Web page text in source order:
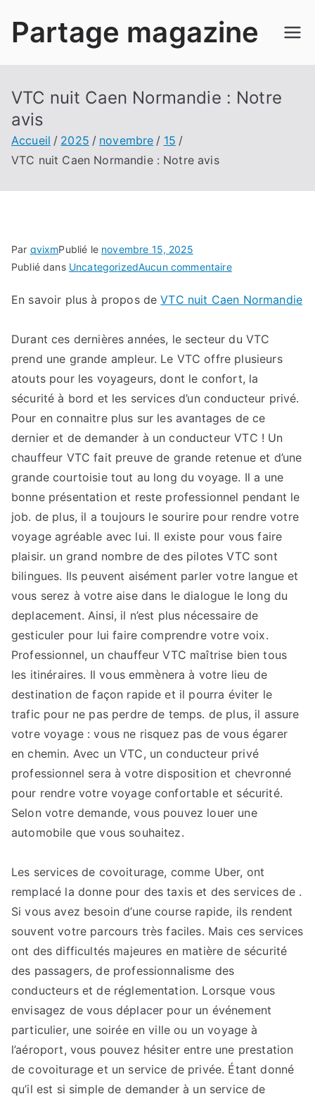
Partage magazine
VTC nuit Caen Normandie : Notre
avis
Accueil 2025 novembre
15
VTC nuit Caen Normandie : Notre avis
Par qvixmPublié le novembre 15, 2025
Publié dans UncategorizedAucun commentairesur
nuit
Normandie
Notre
En savoir plus à propos deVTC nuit Caen Normandie
Durant ces dernières années, le secteur du VTC
prend une grande ampleur. Le VTC offre plusieurs
atouts pour les voyageurs, dont le confort, la
sécurité à bord et les services d’un conducteur privé.
Pour en connaitre plus sur les avantages de ce
dernier et de demander à un conducteur VTC ! Un
chauffeur VTC fait preuve de grande retenue et d’une
grande courtoisie tout au long du voyage. Il a une
bonne présentation et reste professionnel pendant le
job. de plus, il a toujours le sourire pour rendre votre
voyage agréable avec lui. Il existe pour vous faire
plaisir. un grand nombre de des pilotes VTC sont
bilingues. Ils peuvent aisément parler votre langue et
vous serez à votre aise dans le dialogue le long du
deplacement. Ainsi, il n’est plus nécessaire de
gesticuler pour lui faire comprendre votre voix.
Professionnel, un chauffeur VTC maîtrise bien tous
les itinéraires. Il vous emmènera à votre lieu de
destination de façon rapide et il pourra éviter le
trafic pour ne pas perdre de temps. de plus, il assure
votre voyage : vous ne risquez pas de vous égarer
en chemin. Avec un VTC, un conducteur privé
professionnel sera à votre disposition et chevronné
pour rendre votre voyage confortable et sécurité.
Selon votre demande, vous pouvez louer une
automobile que vous souhaitez.
Les services de covoiturage, comme Uber, ont
remplacé la donne pour des taxis et des services de .
Si vous avez besoin d’une course rapide, ils rendent
souvent votre parcours très faciles. Mais ces services
ont des difficultés majeures en matière de sécurité
des passagers, de professionnalisme des
conducteurs et de réglementation. Lorsque vous
envisagez de vous déplacer pour un événement
particulier, une soirée en ville ou un voyage à
l’aéroport, vous pouvez hésiter entre une prestation
de covoiturage et un service de privée. Étant donné
qu’il est si simple de demander à un service de